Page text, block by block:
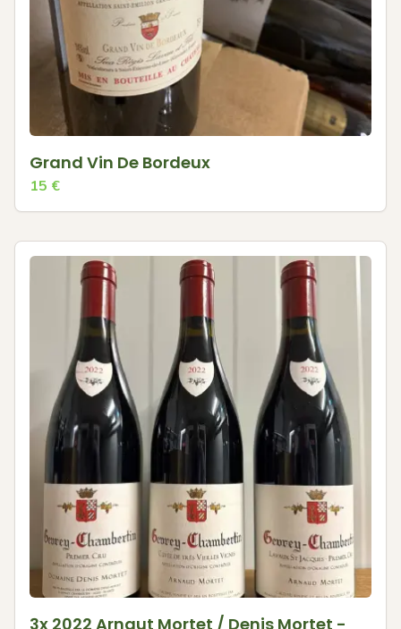
Grand Vin De Bordeux
15 €
3x 2022 Arnaut Mortet / Denis Mortet -